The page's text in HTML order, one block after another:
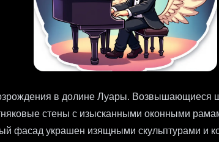
в долине Луары. Возвышающиеся
стены с изысканными оконными
фасад украшен изящными скульптурами и